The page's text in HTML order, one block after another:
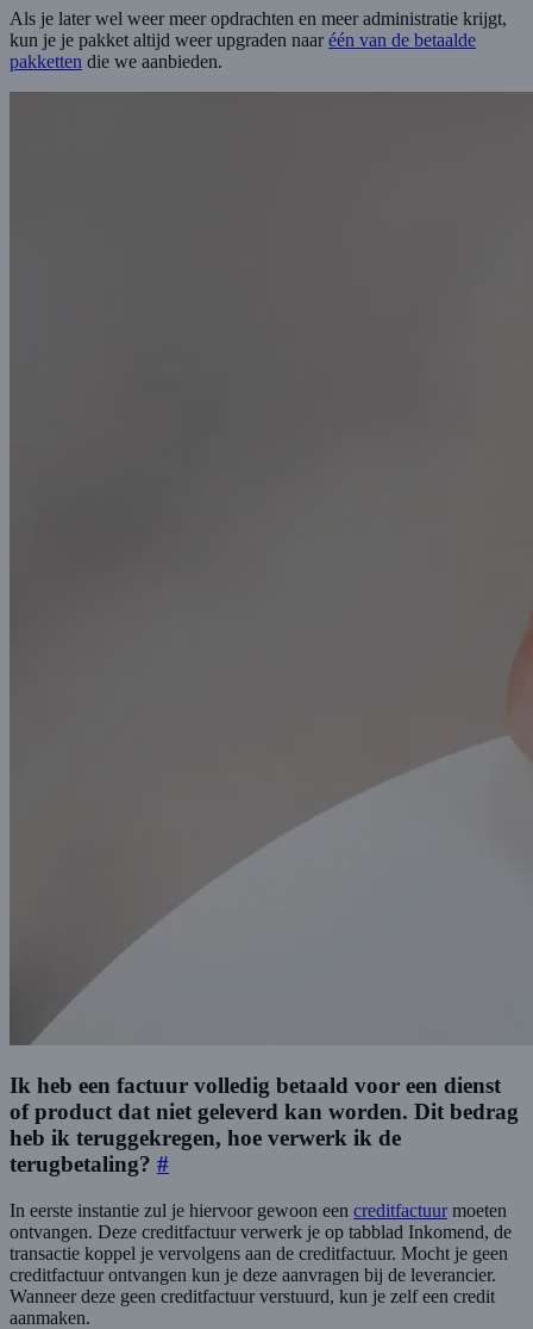
Als je later wel weer meer opdrachten en meer administratie krijgt,
kun je je pakket altijd weer upgraden naaréén van de betaalde
pakketten die we aanbieden.
Ik heb een factuur volledig betaald voor een dienst
of product dat niet geleverd kan worden. Dit bedrag
heb ik teruggekregen, hoe verwerk ik de
terugbetaling? #
In eerste instantie zul je hiervoor gewoon een creditfactuurmoeten
ontvangen. Deze creditfactuur verwerk je op tabblad Inkomend, de
transactie koppel je vervolgens aan de creditfactuur. Mocht je geen
creditfactuur ontvangen kun je deze aanvragen bij de leverancier.
Wanneer deze geen creditfactuur verstuurd, kun je zelf een credit
aanmaken.